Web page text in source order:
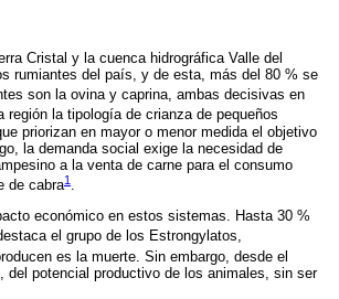
Cristal y la cuenca hidrográfica Valle del
rumiantes del país, y de esta, más del 80 % se
son la ovina y caprina, ambas decisivas en
región la tipología de crianza de pequeños
priorizan en mayor o menor medida el objetivo
la demanda social exige la necesidad de
a la venta de carne para el consumo
de cabra1
económico en estos sistemas. Hasta 30 %
el grupo de los Estrongylatos,
es la muerte. Sin embargo, desde el
potencial productivo de los animales, sin ser